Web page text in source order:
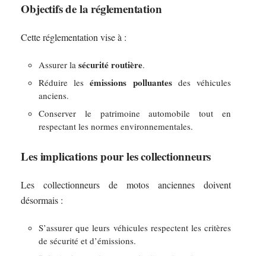
Objectifs de la réglementation
Cette réglementation vise à :
Assurer lasécurité routière.
Réduire lesémissions polluantesdes véhicules
anciens.
Conserver le patrimoine automobile tout en
respectant les normes environnementales.
Les implications pour les collectionneurs
Les collectionneurs de motos anciennes doivent
désormais :
S’assurer que leurs véhicules respectent les critères
de sécurité et d’émissions.